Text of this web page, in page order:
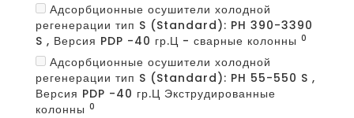
Адсорбционные осушители холодной
регенерации тип S (Standard): PH 390-3390
S , Версия PDP -40 гр.Ц - сварные колонны 0
Адсорбционные осушители холодной
регенерации тип S (Standard): PH 55-550 S ,
Версия PDP -40 гр.Ц Экструдированные
колонны 0